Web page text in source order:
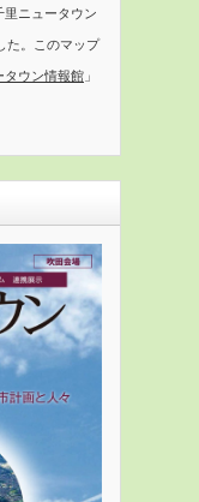
ニュータウン
た。このマップ
タウン情報館 」